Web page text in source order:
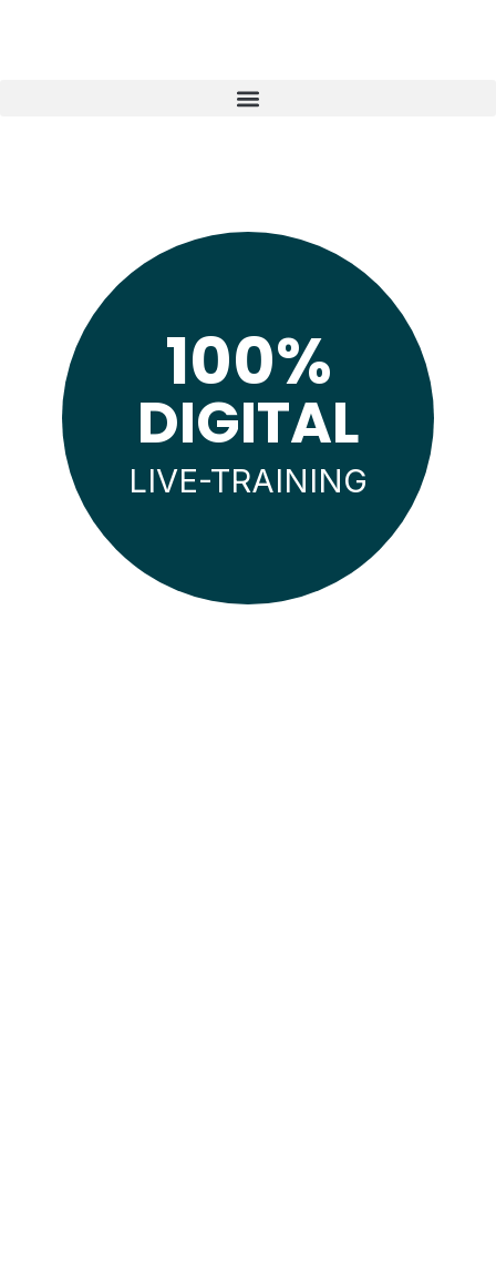
100%
DIGITAL
LIVE-TRAINING